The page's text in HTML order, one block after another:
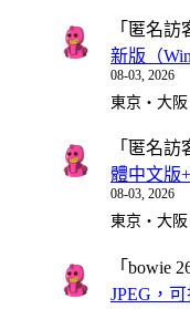
「 匿名訪
新版（
08-03, 2026
東京・大
「 匿名訪
體中文版
08-03, 2026
東京・大
「 bowie
JPEG，